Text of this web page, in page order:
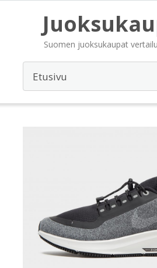
Suomen juoksukaupat